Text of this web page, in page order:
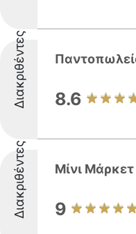
Διακριθέντες 8.6
Διακριθέντες Μίνι Μάρκετ
9